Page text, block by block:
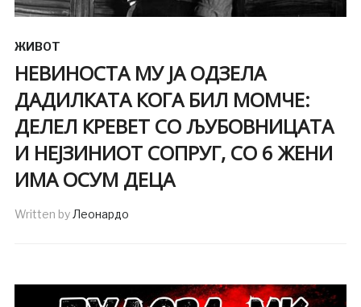
ЖИВОТ
НЕВИНОСТА МУ ЈА ОДЗЕЛА
ДАДИЛКАТА КОГА БИЛ МОМЧЕ:
ДЕЛЕЛ КРЕВЕТ СО ЉУБОВНИЦАТА
И НЕЈЗИНИОТ СОПРУГ, СО 6 ЖЕНИ
ИМА ОСУМ ДЕЦА
Written byЛеонардо